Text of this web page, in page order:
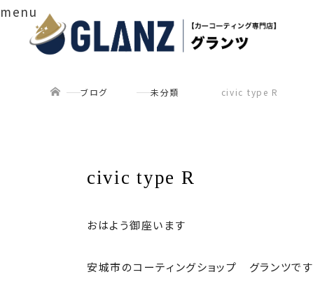
menu
ブログ
未分類 civic type R
civic type R
おはよう御座います
安城市のコーティングショップ グランツです